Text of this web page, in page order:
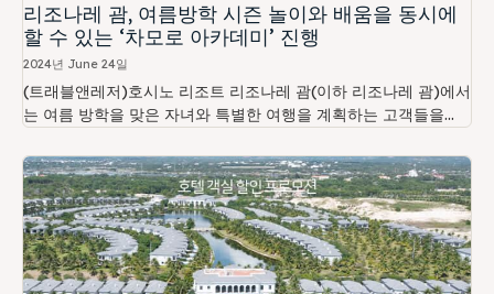
리조나레 괌, 여름방학 시즌 놀이와 배움을 동시에
할 수 있는 ‘차모로 아카데미’ 진행
2024년 June 24일
(트래블앤레저)호시노 리조트 리조나레 괌(이하 리조나레 괌)에서
는 여름 방학을 맞은 자녀와 특별한 여행을 계획하는 고객들을...